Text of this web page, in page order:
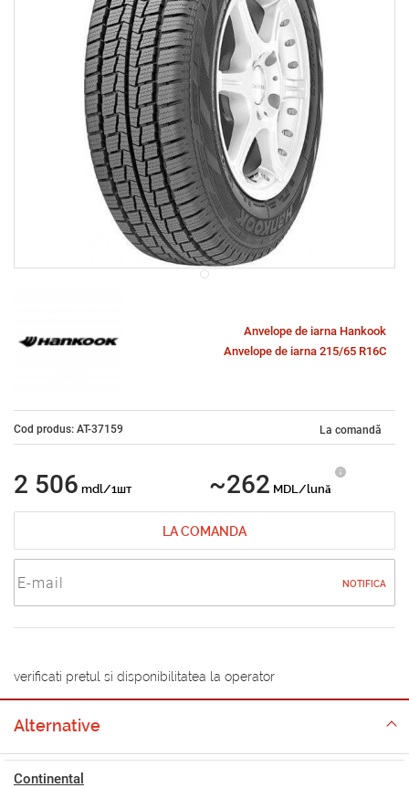
Anvelope de iarna Hankook
Anvelope de iarna 215/65 R16C
Cod produs: AT-37159 La comandă
2 506 mdl/1шт ~262 MDL/lună
LA COMANDA
NOTIFICA
verificati pretul si disponibilitatea la operator
Alternative
Continental